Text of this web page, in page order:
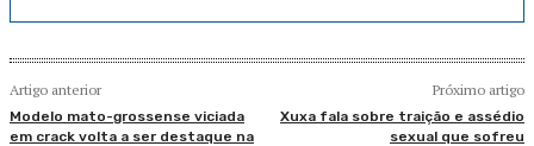
Artigo anterior
Modelo mato-grossense viciada
em crack volta a ser destaque na
Próximo artigo
Xuxa fala sobre traição e assédio
sexual que sofreu